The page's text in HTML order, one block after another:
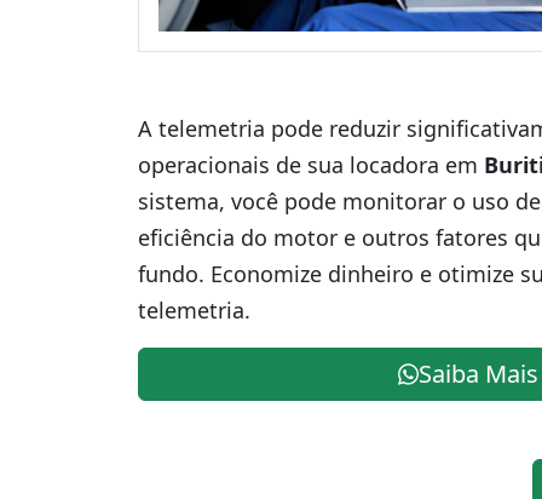
A telemetria pode reduzir
operacionais de sua locadora em
sistema, você pode monitorar o uso
eficiência do motor e outros fatores
fundo. Economize dinheiro e otimize
telemetria.
Saiba Mais